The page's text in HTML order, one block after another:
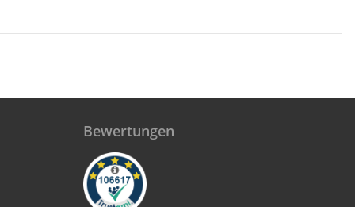
Bewertungen